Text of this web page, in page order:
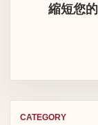
CATEGORY
縮短您